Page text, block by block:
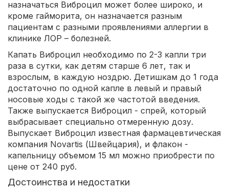
назначаться Виброцил может более широко, и
кроме гайморита, он назначается разным
пациентам с разными проявлениями аллергии в
клинике ЛОР – болезней.
Капать Виброцил необходимо по 2-3 капли три
раза в сутки, как детям старше 6 лет, так и
взрослым, в каждую ноздрю. Детишкам до 1 года
достаточно по одной капле в левый и правый
носовые ходы с такой же частотой введения.
Также выпускается Виброцил - спрей, который
выбрасывает специально отмеренную дозу.
Выпускает Виброцил известная фармацевтическая
компания Novartis (Швейцария), и флакон -
капельницу объемом 15 мл можно приобрести по
цене от 240 руб.
Достоинства и недостатки